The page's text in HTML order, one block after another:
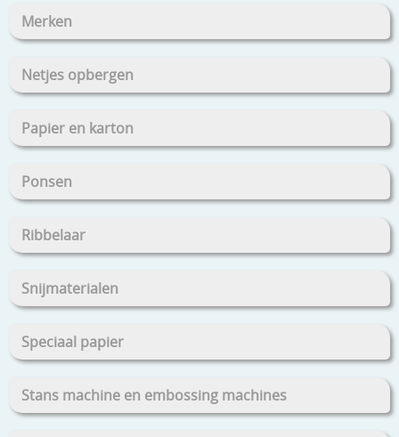
Merken
Netjes opbergen
Papier en karton
Ponsen
Ribbelaar
Snijmaterialen
Speciaal papier
Stans machine en embossing machines